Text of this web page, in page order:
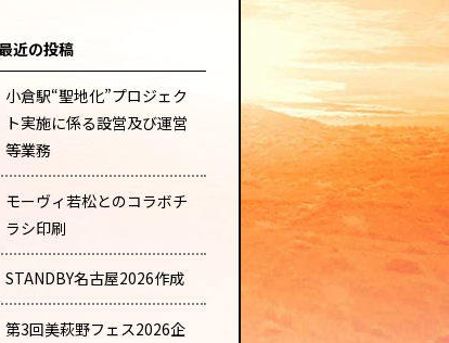
近の投稿
小倉駅“聖地化”プロジェク
ト実施に係る設営及び運営
等業務
モーヴィ若松とのコラボチ
ラシ印刷
STANDBY名古屋2026作成
第3回美萩野フェス2026企